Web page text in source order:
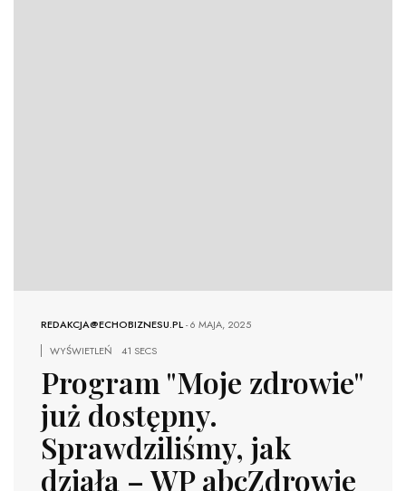
REDAKCJA@ECHOBIZNESU.PL-6 MAJA, 2025
WYŚWIETLEŃ
41 SECS
Program "Moje zdrowie"
już dostępny.
Sprawdziliśmy, jak
działa – WP abcZdrowie